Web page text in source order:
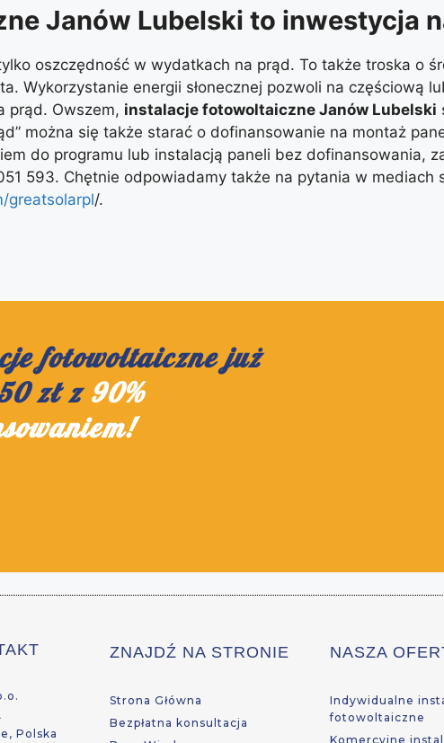
Janów Lubelski to inwestycja
oszczędność w wydatkach na prąd. To także troska o
Wykorzystanie energii słonecznej pozwoli na częściową
prąd. Owszem, instalacje fotowoltaiczne Janów Lubelski
można się także starać o dofinansowanie na montaż
do programu lub instalacją paneli bez dofinansowania,
593. Chętnie odpowiadamy także na pytania w mediach
greatsolarpl/.
fotowoltaiczne już
zł z90%
Polska
ZNAJDŹ NA STRONIE
Strona Główna
Bezpłatna konsultacja
NASZA
Indywidualne
fotowoltaiczne
Komercyjne